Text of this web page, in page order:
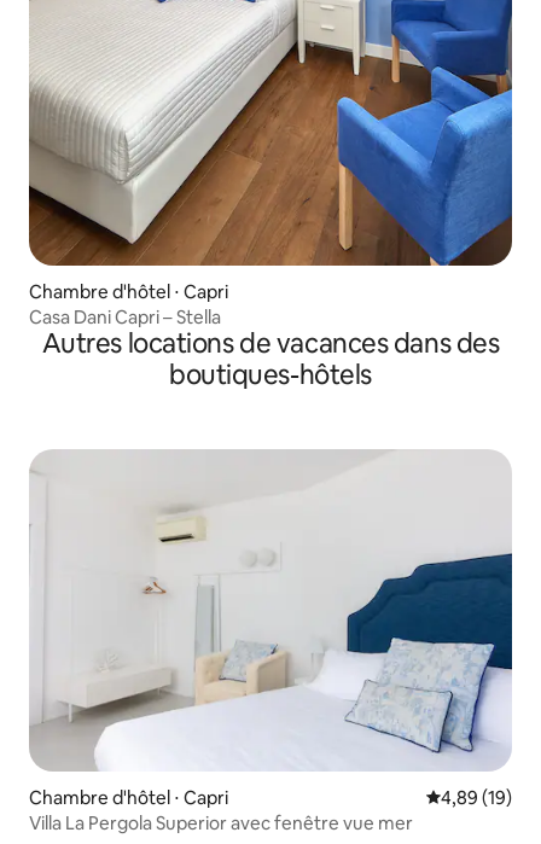
Chambre d'hôtel ⋅ Capri
Casa Dani Capri – Stella
Autres locations de vacances dans des
boutiques-hôtels
Chambre d'hôtel ⋅ Capri Évaluation
4,89 (19)
Villa La Pergola Superior avec fenêtre vue mer